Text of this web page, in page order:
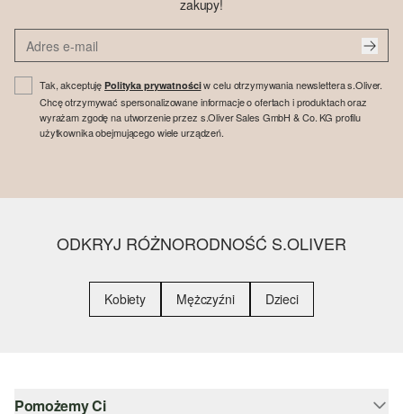
zakupy!
Tak, akceptujęPolityka prywatnościw celu otrzymywania newslettera s.Oliver.
Chcę otrzymywać spersonalizowane informacje o ofertach i produktach oraz
wyrażam zgodę na utworzenie przez s.Oliver Sales GmbH & Co. KG profilu
użytkownika obejmującego wiele urządzeń.
ODKRYJ RÓŻNORODNOŚĆ S.OLIVER
Kobiety Mężczyźni Dzieci
Pomożemy Ci